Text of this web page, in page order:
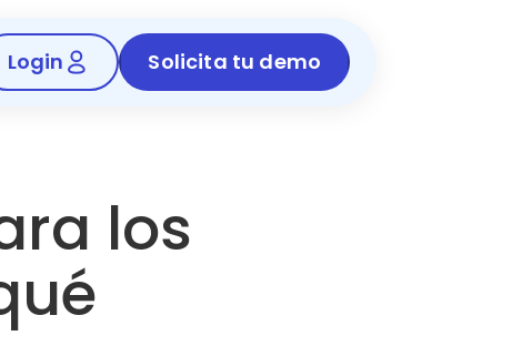
Login Solicita tu demo
los